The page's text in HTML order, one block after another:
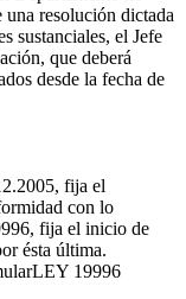
una resolución dictada
sustanciales, el Jefe
que deberá
desde la fecha de
fija el
con lo
fija el inicio de
ésta última.
LEY 19996